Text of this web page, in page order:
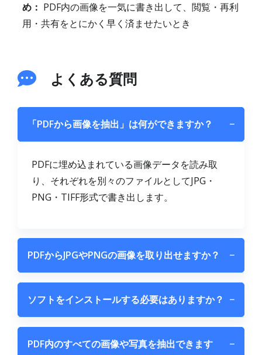
め： PDF内の画像を一気に書き出して、閲覧・再利
用・共有をとにかく早く済ませたいとき
よくある質問
「PDFから画像を抽出」は何ができますか？ −
PDFに埋め込まれている画像データを読み取
り、それぞれを別々のファイルとしてJPG・
PNG・TIFF形式で書き出します。
PDFからJPGやPNGの画像を取り出せますか？ −
ソフトをインストールする必要はありますか？ −
PDF内のすべての画像や写真を抽出できます
−